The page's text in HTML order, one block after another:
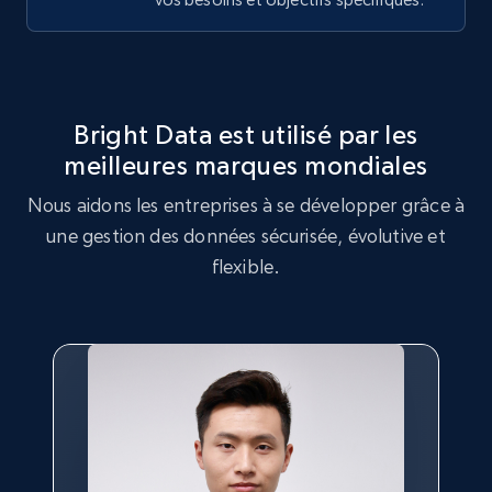
Bright Data est utilisé par les
meilleures marques mondiales
Nous aidons les entreprises à se développer grâce à
une gestion des données sécurisée, évolutive et
flexible.